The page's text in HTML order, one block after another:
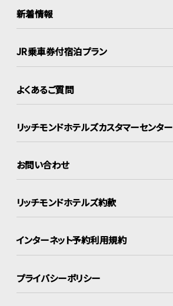
新着情報
JR乗車券付宿泊プラン
よくあるご質問
リッチモンドホテルズカスタマーセンター
お問い合わせ
リッチモンドホテルズ約款
インターネット予約利用規約
プライバシーポリシー